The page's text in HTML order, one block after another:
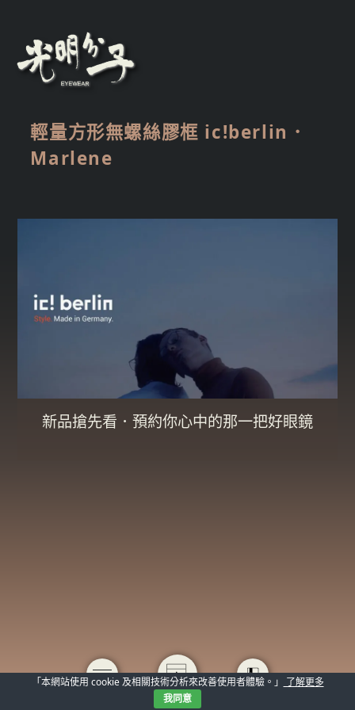
輕量方形無螺絲膠框 ic!berlin．
Marlene
新品搶先看．預約你心中的那一把好眼鏡
「本網站使用 cookie 及相關技術分析來改善使用者體驗。」
了解更多
我同意